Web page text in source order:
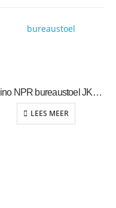
Torino NPR bureaustoel JK-office
LEES MEER